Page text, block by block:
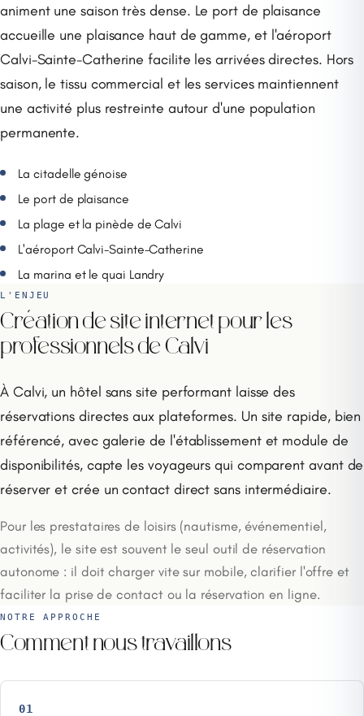
animent une saison très dense. Le port de plaisance
accueille une plaisance haut de gamme, et l'aéroport
Calvi-Sainte-Catherine facilite les arrivées directes. Hors
saison, le tissu commercial et les services maintiennent
une activité plus restreinte autour d'une population
permanente.
La citadelle génoise
Le port de plaisance
La plage et la pinède de Calvi
L'aéroport Calvi-Sainte-Catherine
La marina et le quai Landry
L'ENJEU
Création de site internet pour les
professionnels de Calvi
À Calvi, un hôtel sans site performant laisse des
réservations directes aux plateformes. Un site rapide, bien
référencé, avec galerie de l'établissement et module de
disponibilités, capte les voyageurs qui comparent avant de
réserver et crée un contact direct sans intermédiaire.
Pour les prestataires de loisirs (nautisme, événementiel,
activités), le site est souvent le seul outil de réservation
autonome : il doit charger vite sur mobile, clarifier l'offre et
faciliter la prise de contact ou la réservation en ligne.
NOTRE APPROCHE
Comment nous travaillons
01